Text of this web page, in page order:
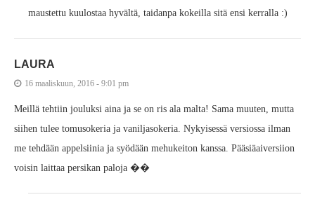
maustettu kuulostaa hyvältä, taidanpa kokeilla sitä ensi kerralla :)
LAURA
16 maaliskuun, 2016 - 9:01 pm
Meillä tehtiin jouluksi aina ja se on ris ala malta! Sama muuten, mutta
siihen tulee tomusokeria ja vaniljasokeria. Nykyisessä versiossa ilman
me tehdään appelsiinia ja syödään mehukeiton kanssa. Pääsiäaiversiion
voisin laittaa persikan paloja ��